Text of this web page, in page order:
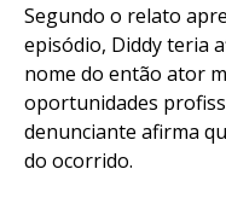
Segundo o relato
episódio, Diddy teria
nome do então ator
oportunidades
denunciante afirma
do ocorrido.